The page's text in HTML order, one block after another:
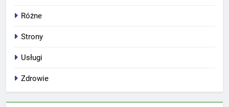
Różne
Strony
Usługi
Zdrowie